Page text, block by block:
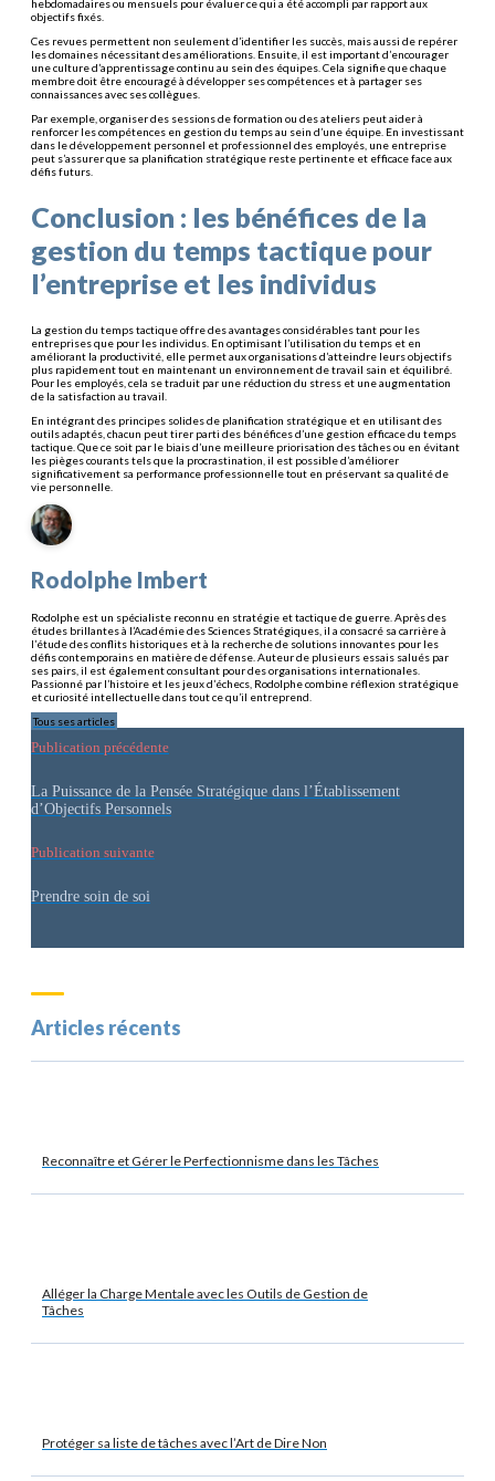
Articles récents
Reconnaître et Gérer le Perfectionnisme dans les Tâches
Alléger la Charge Mentale avec les Outils de Gestion de
Tâches
Protéger sa liste de tâches avec l’Art de Dire Non
hebdomadaires ou mensuels pour évaluer ce qui a été accompli par rapport aux
objectifs fixés.
Ces revues permettent non seulement d’identifier les succès, mais aussi de repérer
les domaines nécessitant des améliorations. Ensuite, il est important d’encourager
une culture d’apprentissage continu au sein des équipes. Cela signifie que chaque
membre doit être encouragé à développer ses compétences et à partager ses
connaissances avec ses collègues.
Par exemple, organiser des sessions de formation ou des ateliers peut aider à
renforcer les compétences en gestion du temps au sein d’une équipe. En investissant
dans le développement personnel et professionnel des employés, une entreprise
peut s’assurer que sa planification stratégique reste pertinente et efficace face aux
défis futurs.
Conclusion : les bénéfices de la
gestion du temps tactique pour
l’entreprise et les individus
La gestion du temps tactique offre des avantages considérables tant pour les
entreprises que pour les individus. En optimisant l’utilisation du temps et en
améliorant la productivité, elle permet aux organisations d’atteindre leurs objectifs
plus rapidement tout en maintenant un environnement de travail sain et équilibré.
Pour les employés, cela se traduit par une réduction du stress et une augmentation
de la satisfaction au travail.
En intégrant des principes solides de planification stratégique et en utilisant des
outils adaptés, chacun peut tirer parti des bénéfices d’une gestion efficace du temps
tactique. Que ce soit par le biais d’une meilleure priorisation des tâches ou en évitant
les pièges courants tels que la procrastination, il est possible d’améliorer
significativement sa performance professionnelle tout en préservant sa qualité de
vie personnelle.
Rodolphe Imbert
Rodolphe est un spécialiste reconnu en stratégie et tactique de guerre. Après des
études brillantes à l’Académie des Sciences Stratégiques, il a consacré sa carrière à
l’étude des conflits historiques et à la recherche de solutions innovantes pour les
défis contemporains en matière de défense. Auteur de plusieurs essais salués par
ses pairs, il est également consultant pour des organisations internationales.
Passionné par l’histoire et les jeux d’échecs, Rodolphe combine réflexion stratégique
et curiosité intellectuelle dans tout ce qu’il entreprend.
Tous ses articles
Publication précédente
La Puissance de la Pensée Stratégique dans l’Établissement
d’Objectifs Personnels
Publication suivante
Prendre soin de soi